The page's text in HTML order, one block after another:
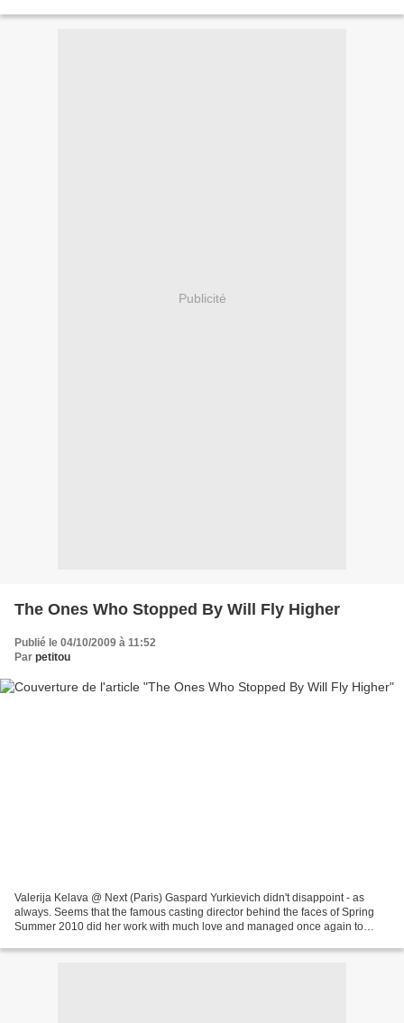
Publicité
The Ones Who Stopped By Will Fly Higher
Publié le 04/10/2009 à 11:52
Par petitou
Valerija Kelava @ Next (Paris) Gaspard Yurkievich didn't disappoint - as
always. Seems that the famous casting director behind the faces of Spring
Summer 2010 did her work with much love and managed once again to